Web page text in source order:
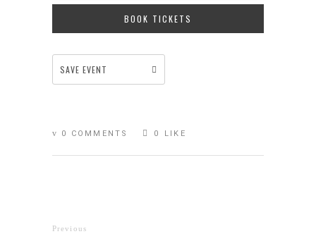
BOOK TICKETS
SAVE EVENT
0 COMMENTS 0 LIKE
Previous